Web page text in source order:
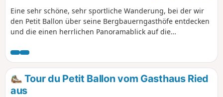
Eine sehr schöne, sehr sportliche Wanderung, bei der wir
den Petit Ballon über seine Bergbauerngasthöfe entdecken
und die einen herrlichen Panoramablick auf die
Schnepfenried, Grand Ballon und die Täler von Metzeral,
Guebwiller, Linthal, Wasserbourg bietet, ganz zu schweigen
vom Schwarzwald und den Schweizer Alpen bei schönem
Wetter.Tour du Petit Ballon vom Gasthaus Ried
aus